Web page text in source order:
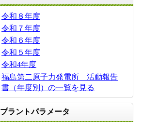
令和８年度
令和７年度
令和６年度
令和５年度
令和4年度
福島第二原子力発電所 活動報告
書（年度別）の一覧を見る
プラントパラメータ